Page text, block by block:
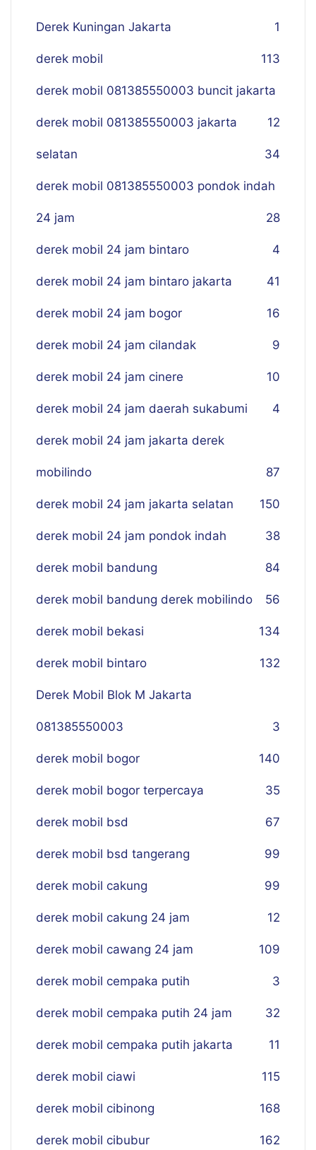
Derek Kuningan Jakarta 1
derek mobil 113
derek mobil 081385550003 buncit jakarta
12
derek mobil 081385550003 jakarta
selatan 34
derek mobil 081385550003 pondok indah
24 jam 28
derek mobil 24 jam bintaro 4
derek mobil 24 jam bintaro jakarta 41
derek mobil 24 jam bogor 16
derek mobil 24 jam cilandak 9
derek mobil 24 jam cinere 10
derek mobil 24 jam daerah sukabumi 4
derek mobil 24 jam jakarta derek
mobilindo 87
derek mobil 24 jam jakarta selatan 150
derek mobil 24 jam pondok indah 38
derek mobil bandung 84
derek mobil bandung derek mobilindo 56
derek mobil bekasi 134
derek mobil bintaro 132
Derek Mobil Blok M Jakarta
081385550003 3
derek mobil bogor 140
derek mobil bogor terpercaya 35
derek mobil bsd 67
derek mobil bsd tangerang 99
derek mobil cakung 99
derek mobil cakung 24 jam 12
derek mobil cawang 24 jam 109
derek mobil cempaka putih 3
derek mobil cempaka putih 24 jam 32
derek mobil cempaka putih jakarta 11
derek mobil ciawi 115
derek mobil cibinong 168
derek mobil cibubur 162